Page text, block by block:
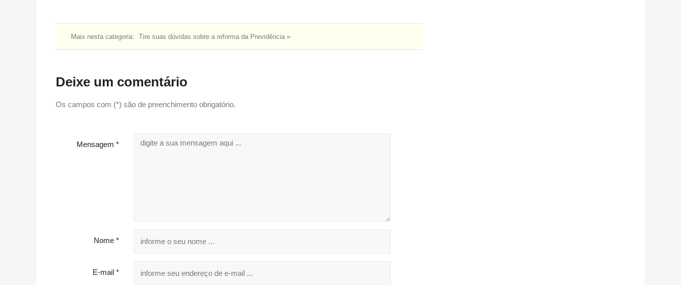
Mais nesta categoria: Tire suas dúvidas sobre a reforma da Previdência »
Deixe um comentário
Os campos com (*) são de preenchimento obrigatório.
Mensagem *
Nome *
E-mail *